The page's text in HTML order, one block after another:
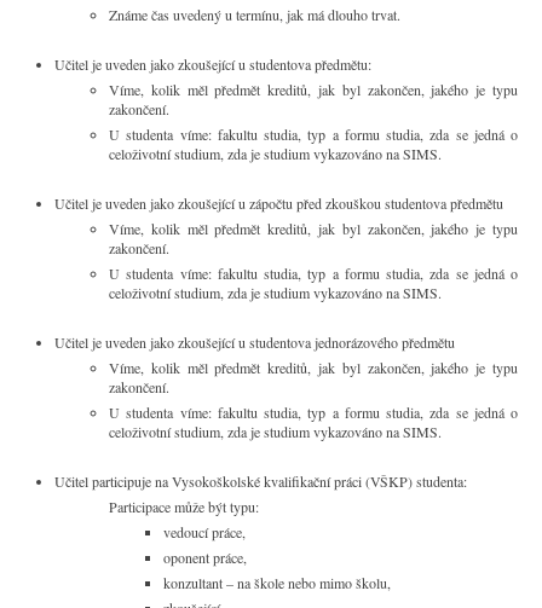
Známe čas uvedený u termínu, jak má dlouho trvat.
Učitel je uveden jako zkoušející u studentova předmětu:
Víme, kolik měl předmět kreditů, jak byl zakončen, jakého je typu
zakončení.
U studenta víme: fakultu studia, typ a formu studia, zda se jedná o
celoživotní studium, zda je studium vykazováno na SIMS.
Učitel je uveden jako zkoušející u zápočtu před zkouškou studentova předmětu
Víme, kolik měl předmět kreditů, jak byl zakončen, jakého je typu
zakončení.
U studenta víme: fakultu studia, typ a formu studia, zda se jedná o
celoživotní studium, zda je studium vykazováno na SIMS.
Učitel je uveden jako zkoušející u studentova jednorázového předmětu
Víme, kolik měl předmět kreditů, jak byl zakončen, jakého je typu
zakončení.
U studenta víme: fakultu studia, typ a formu studia, zda se jedná o
celoživotní studium, zda je studium vykazováno na SIMS.
Učitel participuje na Vysokoškolské kvalifikační práci (VŠKP) studenta:
Participace může být typu:
vedoucí práce,
oponent práce,
konzultant – na škole nebo mimo školu,